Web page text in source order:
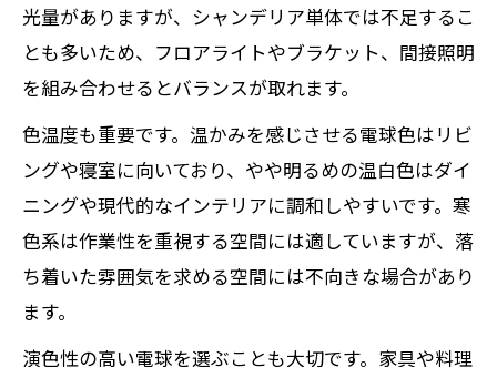
光量がありますが、シャンデリア単体では不足するこ
とも多いため、フロアライトやブラケット、間接照明
を組み合わせるとバランスが取れます。
色温度も重要です。温かみを感じさせる電球色はリビ
ングや寝室に向いており、やや明るめの温白色はダイ
ニングや現代的なインテリアに調和しやすいです。寒
色系は作業性を重視する空間には適していますが、落
ち着いた雰囲気を求める空間には不向きな場合があり
ます。
演色性の高い電球を選ぶことも大切です。家具や料理